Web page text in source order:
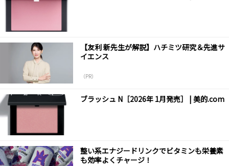
【友利 新先生が解説】ハチミツ研究＆先進サ
イエンス
（PR）
ブラッシュ N［2026年 1月発売］ | 美的.com
整い系エナジードリンクでビタミンも栄養素
も効率よくチャージ！